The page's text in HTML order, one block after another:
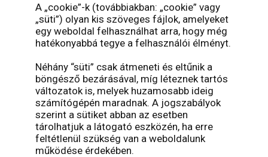
A „cookie”-k (továbbiakban: „cookie” vagy
„süti”) olyan kis szöveges fájlok, amelyeket
egy weboldal felhasználhat arra, hogy még
hatékonyabbá tegye a felhasználói élményt.
Néhány “süti” csak átmeneti és eltűnik a
böngésző bezárásával, míg léteznek tartós
változatok is, melyek huzamosabb ideig
számítógépén maradnak. A jogszabályok
szerint a sütiket abban az esetben
tárolhatjuk a látogató eszközén, ha erre
feltétlenül szükség van a weboldalunk
működése érdekében.